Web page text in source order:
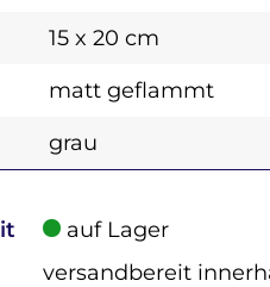
15 x 20 cm
matt geflammt
grau
auf Lager
versandbereit